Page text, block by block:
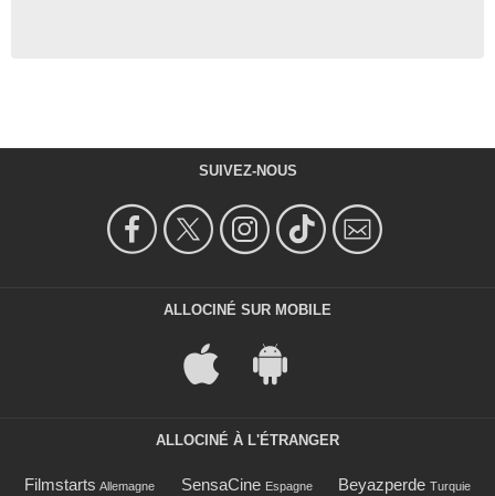
SUIVEZ-NOUS
ALLOCINÉ SUR MOBILE
ALLOCINÉ À L'ÉTRANGER
Filmstarts Allemagne SensaCine Espagne Beyazperde Turquie